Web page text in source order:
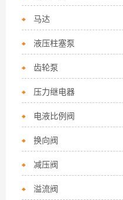
马达
液压柱塞泵
齿轮泵
压力继电器
电液比例阀
换向阀
减压阀
溢流阀